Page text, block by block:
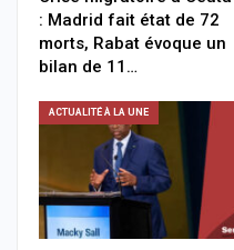
: Madrid fait état de 72
morts, Rabat évoque un
bilan de 11…
ACTUALITÉ À LA UNE